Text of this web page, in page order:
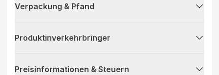
Verpackung & Pfand
Produktinverkehrbringer
Preisinformationen & Steuern